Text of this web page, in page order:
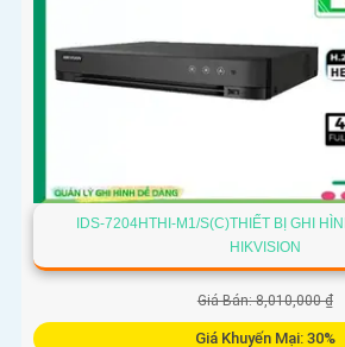
IDS-7204HTHI-M1/S(C)THIẾT BỊ GHI
HIKVISION
Giá Bán: 8,010,000 ₫
Giá Khuyến Mại: 30%